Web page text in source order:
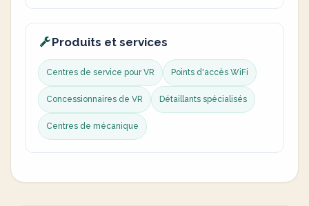
Produits et services
Centres de service pour VR Points d'accès WiFi
Concessionnaires de VR Détaillants spécialisés
Centres de mécanique